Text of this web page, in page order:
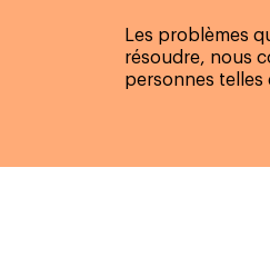
Les problèmes
résoudre, nous
personnes telles